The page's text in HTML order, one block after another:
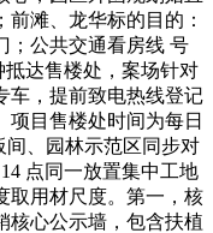
滩、龙华标的目的：
；公共交通看房线 号
达售楼处，案场针对
车，提前致电热线登记
项目售楼处时间为每日
间、园林示范区同步对
点同一放置集中工地
取用材尺度。第一，核
核心公示墙，包含扶植